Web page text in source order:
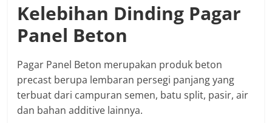
Kelebihan Dinding Pagar
Panel Beton
Pagar Panel Beton merupakan produk beton
precast berupa lembaran persegi panjang yang
terbuat dari campuran semen, batu split, pasir, air
dan bahan additive lainnya.